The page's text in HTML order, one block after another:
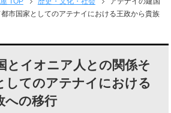
市国家としてのアテナイにおける王政から貴族
とイオニア人との関係そ
してのアテナイにおける
への移行